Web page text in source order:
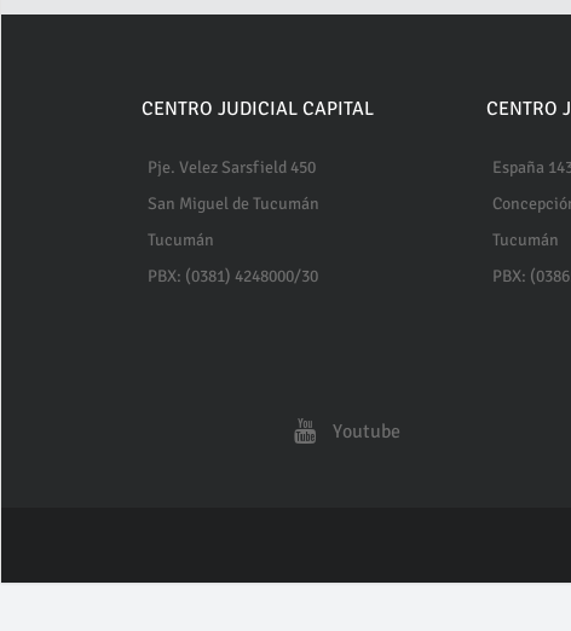
CENTRO JUDICIAL CAPITAL
Pje. Velez Sarsfield 450
San Miguel de Tucumán
Tucumán
PBX: (0381) 4248000/30
CENTRO
España
Tucumán
PBX:
Youtube